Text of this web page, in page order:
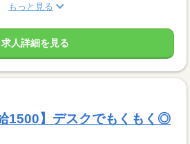
もっと見る
求人詳細を見る
1500】デスクでもくもく◎